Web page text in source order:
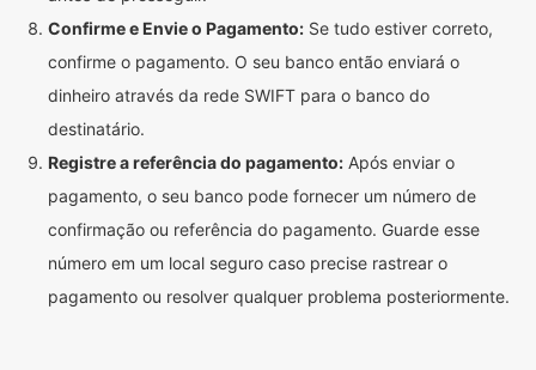
Confirme e Envie o Pagamento: Se tudo estiver correto,
confirme o pagamento. O seu banco então enviará o
dinheiro através da rede SWIFT para o banco do
destinatário.
Registre a referência do pagamento: Após enviar o
pagamento, o seu banco pode fornecer um número de
confirmação ou referência do pagamento. Guarde esse
número em um local seguro caso precise rastrear o
pagamento ou resolver qualquer problema posteriormente.